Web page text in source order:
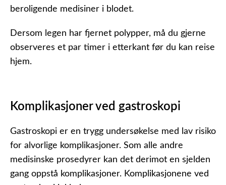
beroligende medisiner i blodet.
Dersom legen har fjernet polypper, må du gjerne
observeres et par timer i etterkant før du kan reise
hjem.
Komplikasjoner ved gastroskopi
Gastroskopi er en trygg undersøkelse med lav risiko
for alvorlige komplikasjoner. Som alle andre
medisinske prosedyrer kan det derimot en sjelden
gang oppstå komplikasjoner. Komplikasjonene ved